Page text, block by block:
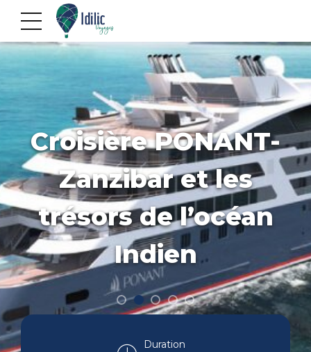
Croisière PONANT-
Zanzibar et les
trésors de l’océan
Indien
Duration